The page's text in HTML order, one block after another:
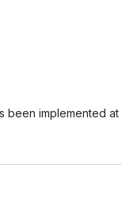
been implemented at